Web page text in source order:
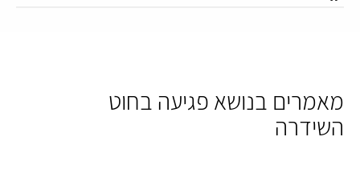
מאמרים בנושא פגיעה בחוט
השידרה